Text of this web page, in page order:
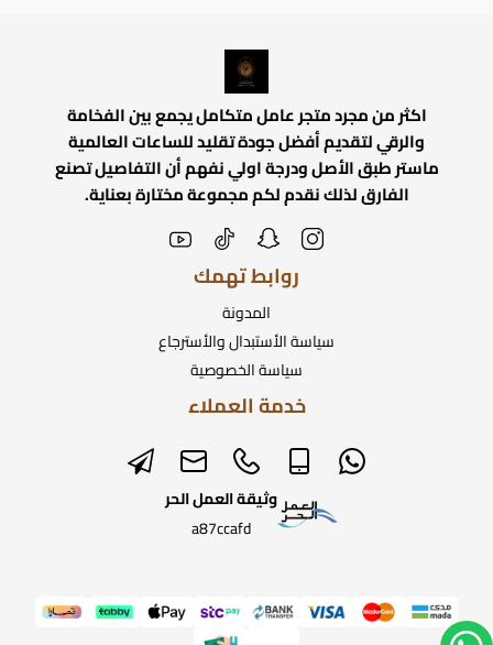
اكثر من مجرد متجر عامل متكامل يجمع بين الفخامة
والرقي لتقديم أفضل جودة تقليد للساعات العالمية
ماستر طبق الأصل ودرجة اولي نفهم أن التفاصيل تصنع
الفارق لذلك نقدم لكم مجموعة مختارة بعناية.
روابط تهمك
المدونة
سياسة الأستبدال والأسترجاع
سياسة الخصوصية
خدمة العملاء
وثيقة العمل الحر
a87ccafd